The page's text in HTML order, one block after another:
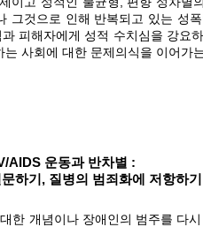
그것으로 인해 반복되고 있는 성
피해자에게 성적 수치심을 강요
사회에 대한 문제의식을 이어가
AIDS 운동과 반차별 :
하기, 질병의 범죄화에 저항하기
한 개념이나 장애인의 범주를 다